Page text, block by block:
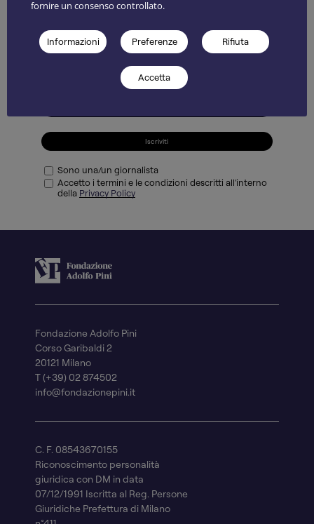
Iscriviti
Sono una/un giornalista
Accetto i termini e le condizioni descritti all'interno
della Privacy Policy
Fondazione Adolfo Pini
Corso Garibaldi 2
20121 Milano
T (+39) 02 874502
info@fondazionepini.it
C. F. 08543670155
Riconoscimento personalità
giuridica con DM in data
07/12/1991 Iscritta al Reg. Persone
Giuridiche Prefettura di Milano
fornire un consenso controllato.
Informazioni Preferenze Rifiuta
Accetta